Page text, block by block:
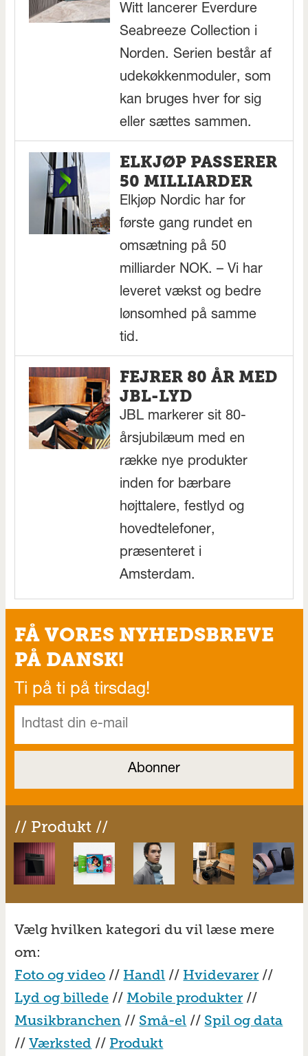
Witt lancerer Everdure
Seabreeze Collection i
Norden. Serien består af
udekøkkenmoduler, som
kan bruges hver for sig
eller sættes sammen.
ELKJØP PASSERER
50 MILLIARDER
Elkjøp Nordic har for
første gang rundet en
omsætning på 50
milliarder NOK. – Vi har
leveret vækst og bedre
lønsomhed på samme
tid.
FEJRER 80 ÅR MED
JBL-LYD
JBL markerer sit 80-
årsjubilæum med en
række nye produkter
inden for bærbare
højttalere, festlyd og
hovedtelefoner,
præsenteret i
Amsterdam.
FÅ VORES NYHEDSBREVE
PÅ DANSK!
Ti på ti på tirsdag!
// Produkt //
Vælg hvilken kategori du vil læse mere
om:
Foto og video // Handl // Hvidevarer //
Lyd og billede //Mobile produkter //
Musikbranchen // Små-el // Spil og data
//Værksted // Produkt